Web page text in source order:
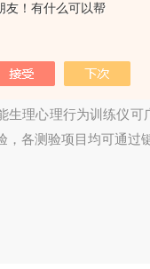
友！有什么可以帮
心理行为
生理心理行为训练仪
，各测验项目均可通过